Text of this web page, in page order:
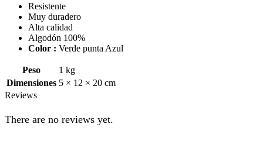
Resistente
Muy duradero
Alta calidad
Algodón 100%
Color : Verde punta Azul
Peso
1 kg
Dimensiones 5 × 12 × 20 cm
Reviews
There are no reviews yet.